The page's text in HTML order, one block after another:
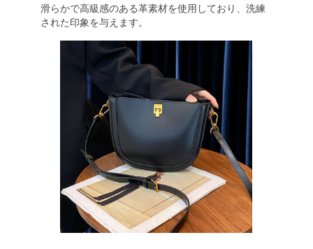
滑らかで高級感のある革素材を使用しており、洗練
された印象を与えます。